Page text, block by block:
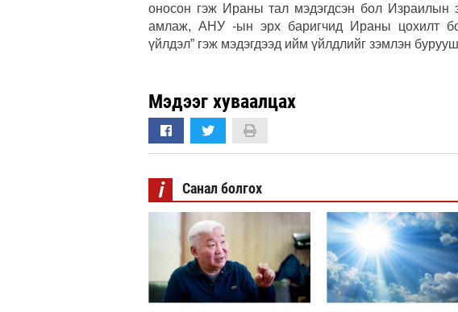
оносон гэж Ираны тал мэдэгдсэн бол Израилын
амлаж, АНУ -ын эрх баригчид Ираны цохилт
үйлдэл” гэж мэдэгдээд ийм үйлдлийг зэмлэн
Мэдээг хуваалцах
i Санал болгох